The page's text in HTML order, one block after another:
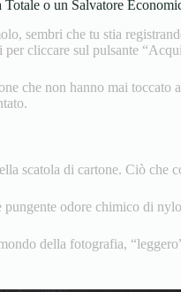
o un Salvatore
sembri che tu stia
cliccare sul pulsante
che non hanno mai
scatola di cartone. Ciò che
odore chimico di
della fotografia,